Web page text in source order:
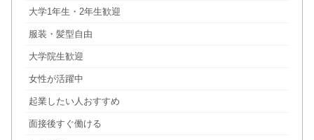
大学1年生・2年生歓迎
服装・髪型自由
大学院生歓迎
女性が活躍中
起業したい人おすすめ
面接後すぐ働ける